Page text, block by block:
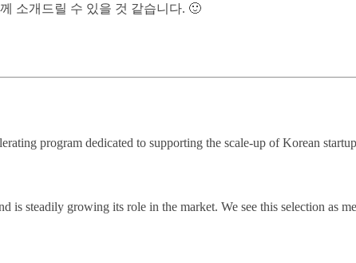
소개드릴 수 있을 것 같습니다. 🙂
program dedicated to supporting the scale-up of Korean
is steadily growing its role in the market. We see this selection as